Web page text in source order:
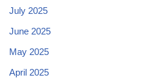
July 2025
June 2025
May 2025
April 2025